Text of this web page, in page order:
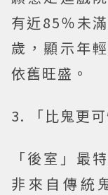
有近85％未
歲，顯示年
依舊旺盛。
3. 「比鬼更
「後室」最
非來自傳統